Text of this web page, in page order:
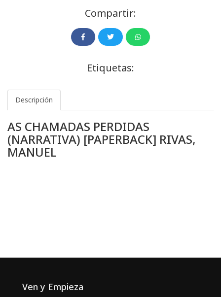
Compartir:
Etiquetas:
Descripción
AS CHAMADAS PERDIDAS
(NARRATIVA) [PAPERBACK] RIVAS,
MANUEL
Ven y Empieza